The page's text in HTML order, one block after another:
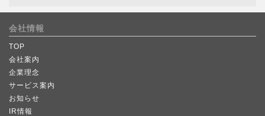
会社情報
TOP
会社案内
企業理念
サービス案内
お知らせ
IR情報